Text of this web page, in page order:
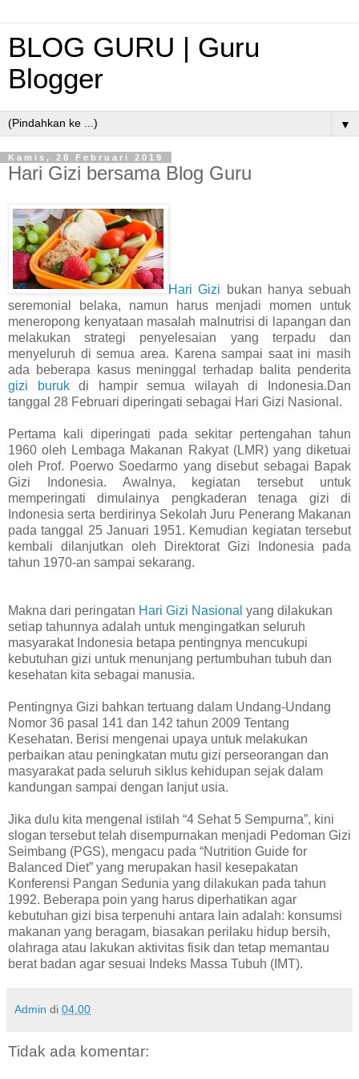
BLOG GURU | Guru
Blogger
▼
Kamis, 28 Februari 2019
Hari Gizi bersama Blog Guru
Hari Gizi bukan hanya sebuah
seremonial belaka, namun harus menjadi momen untuk
meneropong kenyataan masalah malnutrisi di lapangan dan
melakukan strategi penyelesaian yang terpadu dan
menyeluruh di semua area. Karena sampai saat ini masih
ada beberapa kasus meninggal terhadap balita penderita
gizi burukdi hampir semua wilayah di Indonesia.Dan
tanggal 28 Februari diperingati sebagai Hari Gizi Nasional.
Pertama kali diperingati pada sekitar pertengahan tahun
1960 oleh Lembaga Makanan Rakyat (LMR) yang diketuai
oleh Prof. Poerwo Soedarmo yang disebut sebagai Bapak
Gizi Indonesia. Awalnya, kegiatan tersebut untuk
memperingati dimulainya pengkaderan tenaga gizi di
Indonesia serta berdirinya Sekolah Juru Penerang Makanan
pada tanggal 25 Januari 1951. Kemudian kegiatan tersebut
kembali dilanjutkan oleh Direktorat Gizi Indonesia pada
tahun 1970-an sampai sekarang.
Makna dari peringatan Hari Gizi Nasional yang dilakukan
setiap tahunnya adalah untuk mengingatkan seluruh
masyarakat Indonesia betapa pentingnya mencukupi
kebutuhan gizi untuk menunjang pertumbuhan tubuh dan
kesehatan kita sebagai manusia.
Pentingnya Gizi bahkan tertuang dalam Undang-Undang
Nomor 36 pasal 141 dan 142 tahun 2009 Tentang
Kesehatan. Berisi mengenai upaya untuk melakukan
perbaikan atau peningkatan mutu gizi perseorangan dan
masyarakat pada seluruh siklus kehidupan sejak dalam
kandungan sampai dengan lanjut usia.
Jika dulu kita mengenal istilah “4 Sehat 5 Sempurna”, kini
slogan tersebut telah disempurnakan menjadi Pedoman Gizi
Seimbang (PGS), mengacu pada “Nutrition Guide for
Balanced Diet” yang merupakan hasil kesepakatan
Konferensi Pangan Sedunia yang dilakukan pada tahun
1992. Beberapa poin yang harus diperhatikan agar
kebutuhan gizi bisa terpenuhi antara lain adalah: konsumsi
makanan yang beragam, biasakan perilaku hidup bersih,
olahraga atau lakukan aktivitas fisik dan tetap memantau
berat badan agar sesuai Indeks Massa Tubuh (IMT).
Admin di 04.00
Tidak ada komentar: